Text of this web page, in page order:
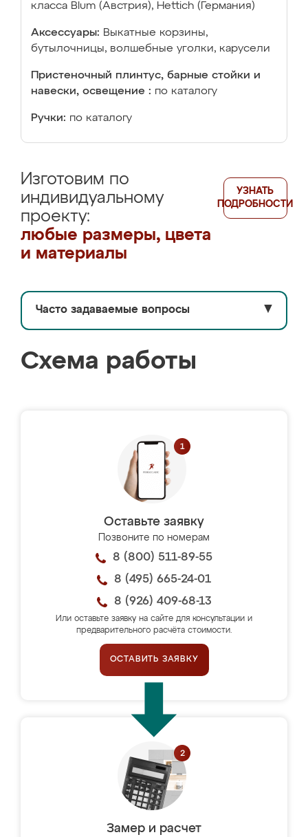
класса Blum (Австрия), Hettich (Германия)
Аксессуары: Выкатные корзины,
бутылочницы, волшебные уголки, карусели
Пристеночный плинтус, барные стойки и
навески, освещение : по каталогу
Ручки: по каталогу
Изготовим по
индивидуальному
проекту:
любые размеры, цвета
и материалы
УЗНАТЬ
ПОДРОБНОСТИ
Часто задаваемые вопросы ▼
Схема работы
Оставьте заявку
Позвоните по номерам
8 (800) 511-89-55
8 (495) 665-24-01
8 (926) 409-68-13
Или оставьте заявку на сайте для консультации и
предварительного расчёта стоимости.
ОСТАВИТЬ ЗАЯВКУ
Замер и расчет